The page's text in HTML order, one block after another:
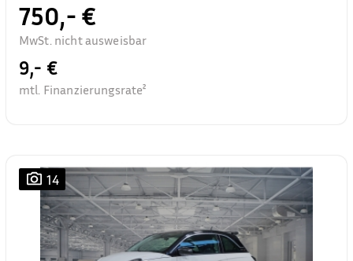
750,- €
MwSt. nicht ausweisbar
9,- €
mtl. Finanzierungsrate²
14